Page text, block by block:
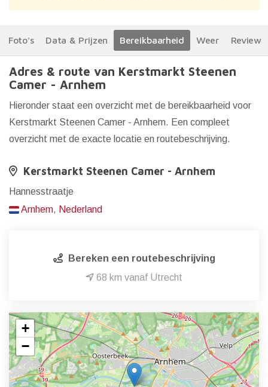
Foto's Data & Prijzen Bereikbaarheid Weer Reviews
Adres & route van Kerstmarkt Steenen
Camer - Arnhem
Hieronder staat een overzicht met de bereikbaarheid voor
Kerstmarkt Steenen Camer - Arnhem. Een compleet
overzicht met de exacte locatie en routebeschrijving.
Kerstmarkt Steenen Camer - Arnhem
Hannesstraatje
Arnhem, Nederland
Bereken een routebeschrijving
68 km vanaf Utrecht
+
−